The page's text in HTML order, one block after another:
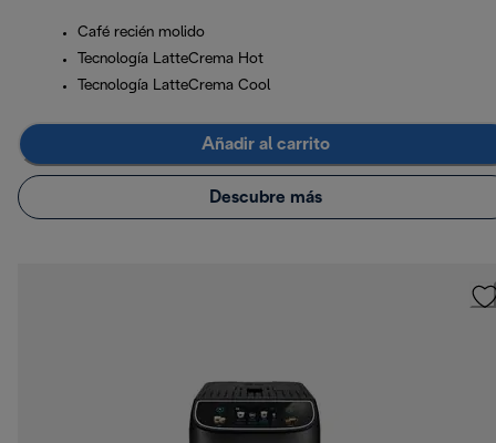
Café recién molido
Tecnología LatteCrema Hot
Tecnología LatteCrema Cool
Añadir al carrito
Descubre más